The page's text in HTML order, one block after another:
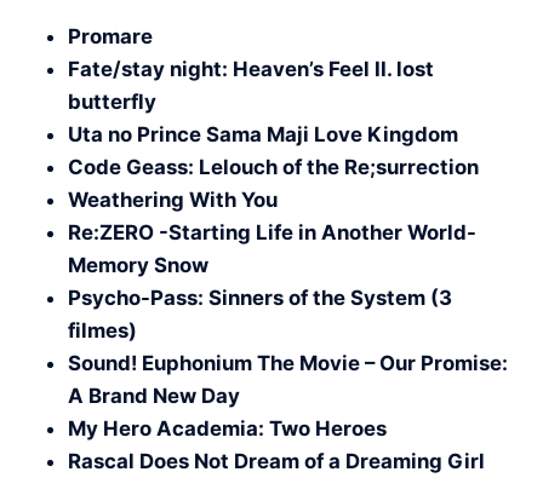
Promare
Fate/stay night: Heaven’s Feel II. lost
butterfly
Uta no Prince Sama Maji Love Kingdom
Code Geass: Lelouch of the Re;surrection
Weathering With You
Re:ZERO -Starting Life in Another World-
Memory Snow
Psycho-Pass: Sinners of the System (3
filmes)
Sound! Euphonium The Movie – Our Promise:
A Brand New Day
My Hero Academia: Two Heroes
Rascal Does Not Dream of a Dreaming Girl